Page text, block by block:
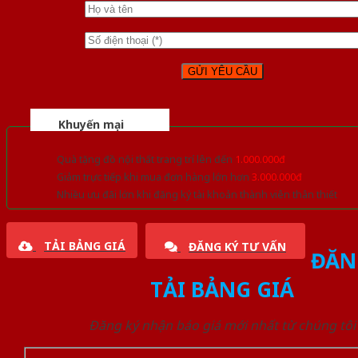
Khuyến mại
Quà tặng đồ nội thất trang trí lên đến 1.000.000đ
Giảm trực tiếp khi mua đơn hàng lớn hơn 3.000.000đ
Nhiều ưu đãi lớn khi đăng ký tài khoản thành viên thân thiết
TẢI BẢNG GIÁ ĐĂNG KÝ TƯ VẤN
TẢI BẢNG GIÁ
Đăng ký nhận báo giá mới nhất từ chúng tôi